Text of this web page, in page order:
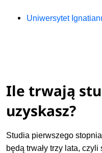
Uniwersytet
Ile trwają
uzyskasz?
Studia pierwszego
będą trwały trzy lata,